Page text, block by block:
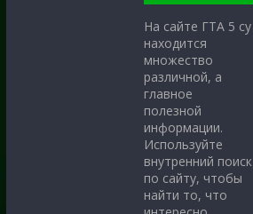
На сайте ГТА 5 су
находится
множество
различной, а
главное
полезной
информации.
Используйте
внутренний поиск
по сайту, чтобы
найти то, что